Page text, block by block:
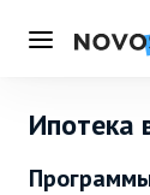
Меню
Ипотека